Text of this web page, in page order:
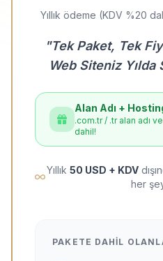
Yıllık ödeme (KDV %20
"Tek Paket, Tek
Web Siteniz Yılda
Alan Adı +
.com.tr / .tr alan adı
dahil!
Yıllık 50 USD + KDV
her
PAKETE DAHIL